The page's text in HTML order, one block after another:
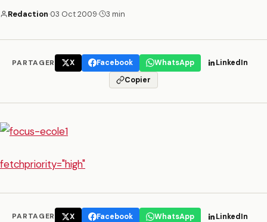
Redaction·03 Oct 2009· 3 min
PARTAGER X Facebook WhatsApp
LinkedIn
Copier
fetchpriority="high"
PARTAGER X Facebook WhatsApp
LinkedIn